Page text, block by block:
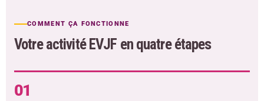
COMMENT ÇA FONCTIONNE
Votre activité EVJF en quatre étapes
01